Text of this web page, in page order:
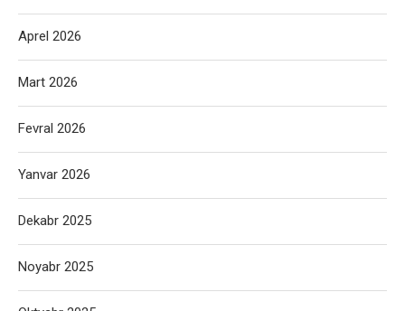
Aprel 2026
Mart 2026
Fevral 2026
Yanvar 2026
Dekabr 2025
Noyabr 2025